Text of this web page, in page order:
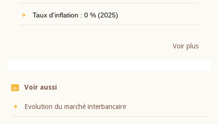
Taux d'inflation : 0 % (2025)
Voir plus
Voir aussi
Evolution du marché interbancaire